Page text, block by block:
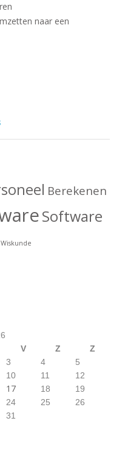
naar een
Berekenen
Software
Wiskunde
V Z
Z
3 4
5
10 11
12
17 18
19
24 25
26
31